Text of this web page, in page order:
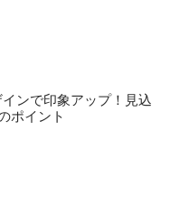
ンで印象アップ！見込
ポイント